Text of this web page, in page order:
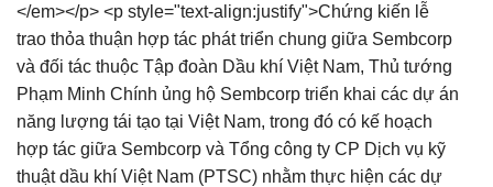
</em></p> <p style="text-align:justify">Chứng kiến lễ
trao thỏa thuận hợp tác phát triển chung giữa Sembcorp
và đối tác thuộc Tập đoàn Dầu khí Việt Nam, Thủ tướng
Phạm Minh Chính ủng hộ Sembcorp triển khai các dự án
năng lượng tái tạo tại Việt Nam, trong đó có kế hoạch
hợp tác giữa Sembcorp và Tổng công ty CP Dịch vụ kỹ
thuật dầu khí Việt Nam (PTSC) nhằm thực hiện các dự